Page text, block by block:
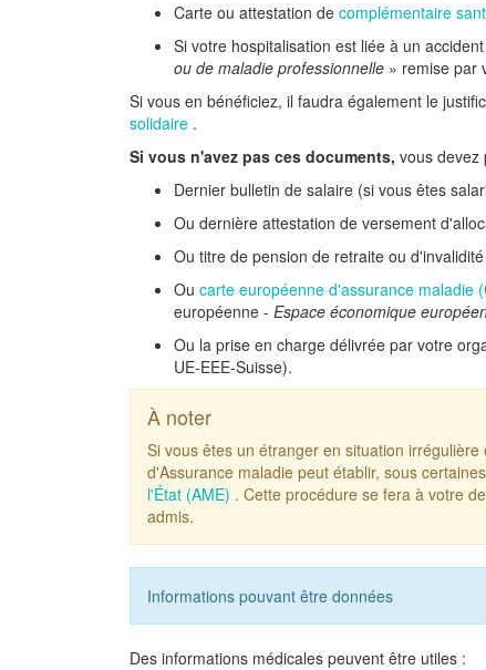
Carte ou attestation de complémentaire
Si votre hospitalisation est liée à un
ou de maladie professionnelle » remise par
Si vous en bénéficiez, il faudra également le
solidaire .
Si vous n'avez pas ces documents, vous devez
Dernier bulletin de salaire (si vous êtes
Ou dernière attestation de versement
Ou titre de pension de retraite ou
Ou carte européenne d'assurance maladie
européenne - Espace économique
Ou la prise en charge délivrée par votre
UE-EEE-Suisse).
À noter
Si vous êtes un étranger en situation
d'Assurance maladie peut établir, sous
l'État (AME) . Cette procédure se fera à votre
admis.
Informations pouvant être données
Des informations médicales peuvent être utiles :